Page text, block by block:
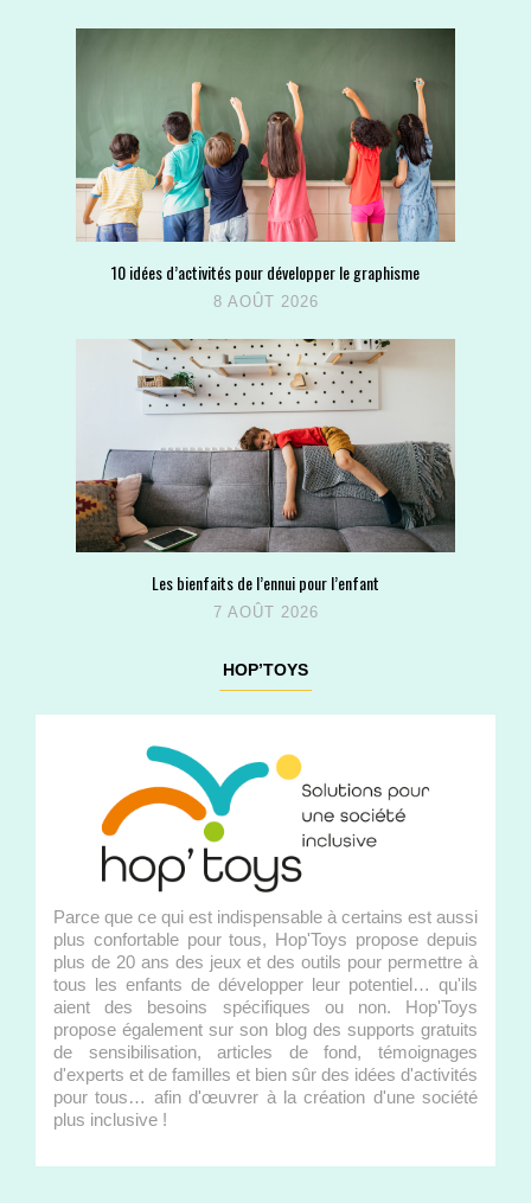
10 idées d’activités pour développer le graphisme
8 AOÛT 2026
Les bienfaits de l’ennui pour l’enfant
7 AOÛT 2026
HOP’TOYS
Parce que ce qui est indispensable à certains est aussi
plus confortable pour tous, Hop'Toys propose depuis
plus de 20 ans des jeux et des outils pour permettre à
tous les enfants de développer leur potentiel… qu'ils
aient des besoins spécifiques ou non. Hop'Toys
propose également sur son blog des supports gratuits
de sensibilisation, articles de fond, témoignages
d'experts et de familles et bien sûr des idées d'activités
pour tous… afin d'œuvrer à la création d'une société
plus inclusive !